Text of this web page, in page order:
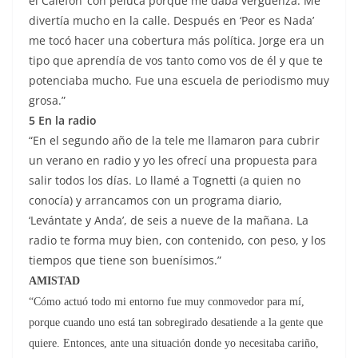
divertía mucho en la calle. Después en ‘Peor es Nada’
me tocó hacer una cobertura más política. Jorge era un
tipo que aprendía de vos tanto como vos de él y que te
potenciaba mucho. Fue una escuela de periodismo muy
grosa.”
5 En la radio
“En el segundo año de la tele me llamaron para cubrir
un verano en radio y yo les ofrecí una propuesta para
salir todos los días. Lo llamé a Tognetti (a quien no
conocía) y arrancamos con un programa diario,
‘Levántate y Anda’, de seis a nueve de la mañana. La
radio te forma muy bien, con contenido, con peso, y los
tiempos que tiene son buenísimos.”
AMISTAD
“Cómo actuó todo mi entorno fue muy conmovedor para mí,
porque cuando uno está tan sobregirado desatiende a la gente que
quiere. Entonces, ante una situación donde yo necesitaba cariño,